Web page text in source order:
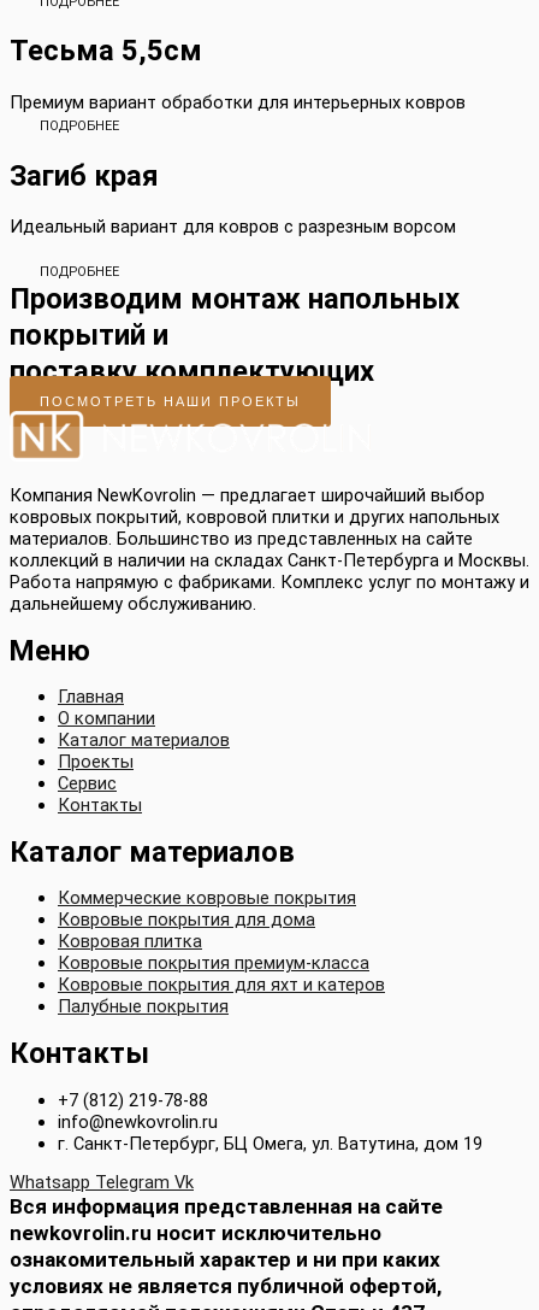
Тесьма 5,5см
Премиум вариант обработки для интерьерных ковров
ПОДРОБНЕЕ
Загиб края
Идеальный вариант для ковров с разрезным ворсом
ПОДРОБНЕЕ
Производим монтаж напольных
покрытий и
поставку комплектующих
ПОСМОТРЕТЬ НАШИ ПРОЕКТЫ
Компания NewKovrolin — предлагает широчайший выбор
ковровых покрытий, ковровой плитки и других напольных
материалов. Большинство из представленных на сайте
коллекций в наличии на складах Санкт-Петербурга и Москвы.
Работа напрямую с фабриками. Комплекс услуг по монтажу и
дальнейшему обслуживанию.
Меню
Главная
О компании
Каталог материалов
Проекты
Сервис
Контакты
Каталог материалов
Коммерческие ковровые покрытия
Ковровые покрытия для дома
Ковровая плитка
Ковровые покрытия премиум-класса
Ковровые покрытия для яхт и катеров
Палубные покрытия
Контакты
+7 (812) 219-78-88
info@newkovrolin.ru
г. Санкт-Петербург, БЦ Омега, ул. Ватутина, дом 19
Whatsapp Telegram Vk
Вся информация представленная на сайте
newkovrolin.ru носит исключительно
ознакомительный характер и ни при каких
условиях не является публичной офертой,